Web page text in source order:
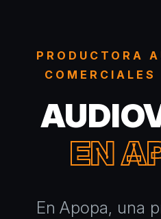
PRODUCTORA
EN
En Apopa, una